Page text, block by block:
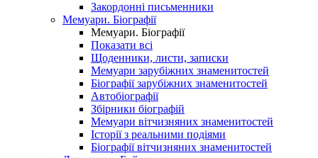
Закордонні письменники
Мемуари. Біографії
Мемуари. Біографії
Показати всі
Щоденники, листи, записки
Мемуари зарубіжних знаменитостей
Біографії зарубіжних знаменитостей
Автобіографії
Збірники біографій
Мемуари вітчизняних знаменитостей
Історії з реальними подіями
Біографії вітчизняних знаменитостей